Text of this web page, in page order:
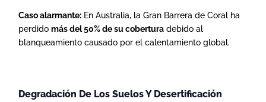
Caso alarmante: En Australia, la Gran Barrera de Coral ha
perdido más del 50% de su cobertura debido al
blanqueamiento causado por el calentamiento global.
Degradación De Los Suelos Y Desertificación